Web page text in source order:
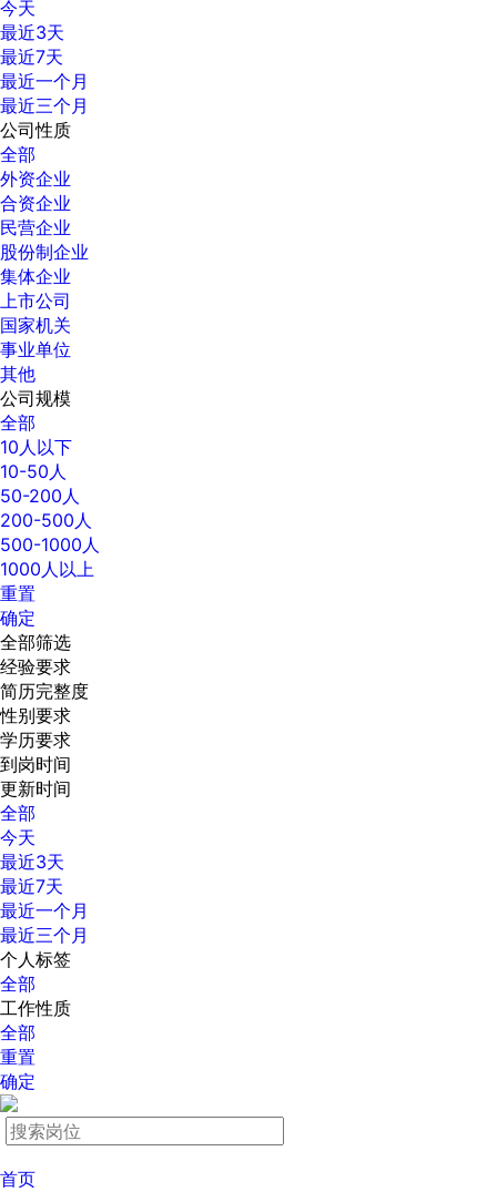
今天
最近3天
最近7天
最近一个月
最近三个月
公司性质
全部
外资企业
合资企业
民营企业
股份制企业
集体企业
上市公司
国家机关
事业单位
其他
公司规模
全部
10人以下
10-50人
50-200人
200-500人
500-1000人
1000人以上
重置
确定
全部筛选
经验要求
简历完整度
性别要求
学历要求
到岗时间
更新时间
全部
今天
最近3天
最近7天
最近一个月
最近三个月
个人标签
全部
工作性质
全部
重置
确定
首页